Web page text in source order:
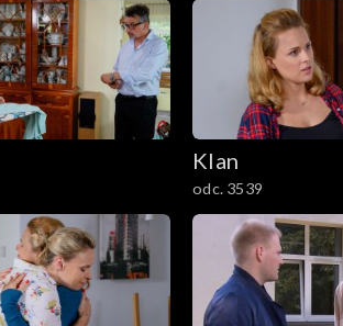
Klan
odc. 3539